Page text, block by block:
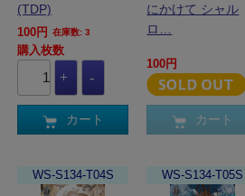
(TDP)
100円 在庫数: 3
購入枚数
カート
にかけて シャル
ロ…
100円
カート
WS-S134-T04S WS-S134-T05S